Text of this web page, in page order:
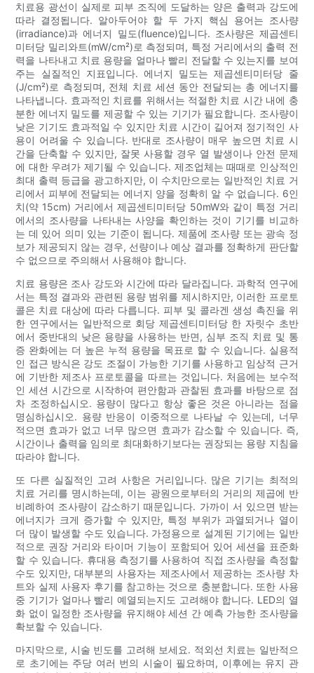
치료용 광선이 실제로 피부 조직에 도달하는 양은 출력과 강도에
따라 결정됩니다. 알아두어야 할 두 가지 핵심 용어는 조사량
(irradiance)과 에너지 밀도(fluence)입니다. 조사량은 제곱센티
미터당 밀리와트(mW/cm²)로 측정되며, 특정 거리에서의 출력 전
력을 나타내고 치료 용량을 얼마나 빨리 전달할 수 있는지를 보여
주는 실질적인 지표입니다. 에너지 밀도는 제곱센티미터당 줄
(J/cm²)로 측정되며, 전체 치료 세션 동안 전달되는 총 에너지를
나타냅니다. 효과적인 치료를 위해서는 적절한 치료 시간 내에 충
분한 에너지 밀도를 제공할 수 있는 기기가 필요합니다. 조사량이
낮은 기기도 효과적일 수 있지만 치료 시간이 길어져 정기적인 사
용이 어려울 수 있습니다. 반대로 조사량이 매우 높으면 치료 시
간을 단축할 수 있지만, 잘못 사용할 경우 열 발생이나 안전 문제
에 대한 우려가 제기될 수 있습니다. 제조업체는 때때로 인상적인
최대 출력 등급을 광고하지만, 이 수치만으로는 일반적인 치료 거
리에서 피부에 전달되는 에너지 양을 정확히 알 수 없습니다. 6인
치(약 15cm) 거리에서 제곱센티미터당 50mW와 같이 특정 거리
에서의 조사량을 나타내는 사양을 확인하는 것이 기기를 비교하
는 데 있어 의미 있는 기준이 됩니다. 제품에 조사량 또는 광속 정
보가 제공되지 않는 경우, 선량이나 예상 결과를 정확하게 판단할
수 없으므로 주의해서 사용해야 합니다.
치료 용량은 조사 강도와 시간에 따라 달라집니다. 과학적 연구에
서는 특정 결과와 관련된 용량 범위를 제시하지만, 이러한 프로토
콜은 치료 대상에 따라 다릅니다. 피부 및 콜라겐 생성 촉진을 위
한 연구에서는 일반적으로 회당 제곱센티미터당 한 자릿수 초반
에서 중반대의 낮은 용량을 사용하는 반면, 심부 조직 치료 및 통
증 완화에는 더 높은 누적 용량을 목표로 할 수 있습니다. 실용적
인 접근 방식은 강도 조절이 가능한 기기를 사용하고 임상적 근거
에 기반한 제조사 프로토콜을 따르는 것입니다. 처음에는 보수적
인 세션 시간으로 시작하여 편안함과 관찰된 효과를 바탕으로 점
차 조정하십시오. 용량이 많다고 항상 좋은 것은 아니라는 점을
명심하십시오. 용량 반응이 이중적으로 나타날 수 있는데, 너무
적으면 효과가 없고 너무 많으면 효과가 감소할 수 있습니다. 즉,
시간이나 출력을 임의로 최대화하기보다는 권장되는 용량 지침을
따라야 합니다.
또 다른 실질적인 고려 사항은 거리입니다. 많은 기기는 최적의
치료 거리를 명시하는데, 이는 광원으로부터의 거리의 제곱에 반
비례하여 조사량이 감소하기 때문입니다. 가까이 서 있으면 받는
에너지가 크게 증가할 수 있지만, 특정 부위가 과열되거나 열이
더 많이 발생할 수도 있습니다. 가정용으로 설계된 기기에는 일반
적으로 권장 거리와 타이머 기능이 포함되어 있어 세션을 표준화
할 수 있습니다. 휴대용 측정기를 사용하여 직접 조사량을 측정할
수도 있지만, 대부분의 사용자는 제조사에서 제공하는 조사량 차
트와 실제 사용자 후기를 참고하는 것으로 충분합니다. 또한 사용
중 기기가 얼마나 빨리 예열되는지도 고려해야 합니다. LED의 열
화 없이 일정한 조사량을 유지해야 세션 간 예측 가능한 조사량을
확보할 수 있습니다.
마지막으로, 시술 빈도를 고려해 보세요. 적외선 치료는 일반적으
로 초기에는 주당 여러 번의 시술이 필요하며, 이후에는 유지 관